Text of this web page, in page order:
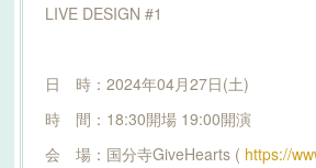
LIVE DESIGN #1
日 時：2024年04月27日(土)
時 間：18:30開場 19:00開演
会 場：国分寺GiveHearts ( https://